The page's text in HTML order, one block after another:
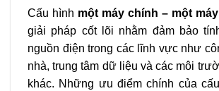
Cấu hình một máy chính – một
giải pháp cốt lõi nhằm đảm bảo
nguồn điện trong các lĩnh vực như
nhà, trung tâm dữ liệu và các môi
khác. Những ưu điểm chính của